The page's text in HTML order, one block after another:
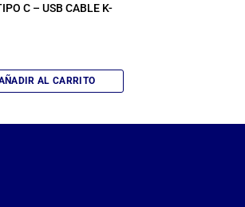
C – USB CABLE K-
AL CARRITO